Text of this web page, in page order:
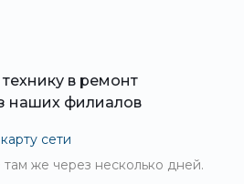
в ремонт
наших филиалов
сети
же через несколько дней.